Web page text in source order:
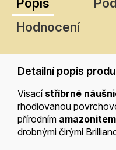
Popis
Hodnocení
Detailní popis
Visací stříbrné
rhodiovanou
přírodním amazonitem
drobnými čirými